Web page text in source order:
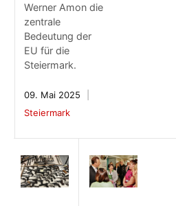
Werner Amon die
zentrale
Bedeutung der
EU für die
Steiermark.
09. Mai 2025
Steiermark